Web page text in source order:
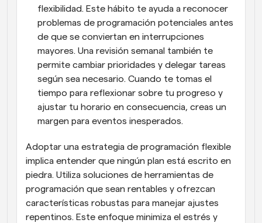
flexibilidad. Este hábito te ayuda a reconocer
problemas de programación potenciales antes
de que se conviertan en interrupciones
mayores. Una revisión semanal también te
permite cambiar prioridades y delegar tareas
según sea necesario. Cuando te tomas el
tiempo para reflexionar sobre tu progreso y
ajustar tu horario en consecuencia, creas un
margen para eventos inesperados.
Adoptar una estrategia de programación flexible
implica entender que ningún plan está escrito en
piedra. Utiliza soluciones de herramientas de
programación que sean rentables y ofrezcan
características robustas para manejar ajustes
repentinos. Este enfoque minimiza el estrés y